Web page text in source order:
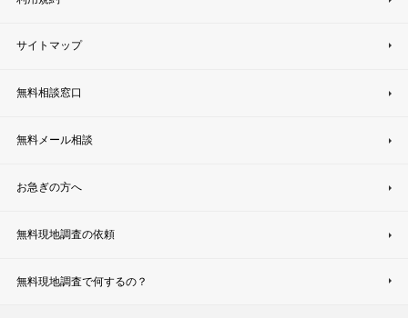
サイトマップ
無料相談窓口
無料メール相談
お急ぎの方へ
無料現地調査の依頼
無料現地調査で何するの？